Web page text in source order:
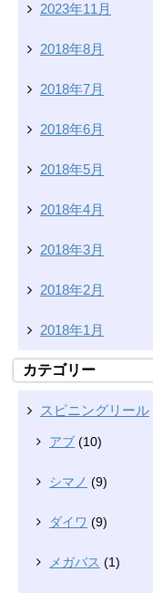
2023年11月
2018年8月
2018年7月
2018年6月
2018年5月
2018年4月
2018年3月
2018年2月
2018年1月
カテゴリー
スピニングリール
アブ (10)
シマノ (9)
ダイワ (9)
メガバス (1)